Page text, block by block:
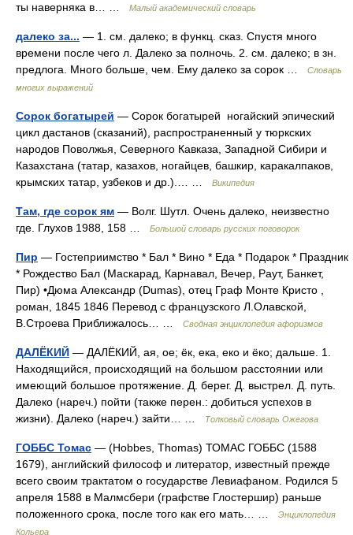
ты наверняка в… …
Малый академический словарь
далеко за... — 1. см. далеко; в функц. сказ. Спустя много
времени после чего л. Далеко за полночь. 2. см. далеко; в зн.
предлога. Много больше, чем. Ему далеко за сорок …
Словарь
многих выражений
Сорок богатырей — Сорок богатырей ногайский эпический
цикл дастанов (сказаний), распространенный у тюркских
народов Поволжья, Северного Кавказа, Западной Сибири и
Казахстана (татар, казахов, ногайцев, башкир, каракалпаков,
крымских татар, узбеков и др.).… …
Википедия
Там, где сорок ям — Волг. Шутл. Очень далеко, неизвестно
где. Глухов 1988, 158 …
Большой словарь русских поговорок
Пир — Гостеприимство * Бал * Вино * Еда * Подарок * Праздник
* Рождество Бал (Маскарад, Карнавал, Вечер, Раут, Банкет,
Пир) •Дюма Александр (Dumas), отец Граф Монте Кристо ,
роман, 1845 1846 Перевод с французского Л.Олавской,
В.Строева Приближалось… …
Сводная энциклопедия афоризмов
ДАЛЁКИЙ — ДАЛЁКИЙ, ая, ое; ёк, ека, еко и ёко; дальше. 1.
Находящийся, происходящий на большом расстоянии или
имеющий большое протяжение. Д. берег. Д. выстрел. Д. путь.
Далеко (нареч.) пойти (также перен.: добиться успехов в
жизни). Далеко (нареч.) зайти… …
Толковый словарь Ожегова
ГОББС Томас — (Hobbes, Thomas) ТОМАС ГОББС (1588
1679), английский философ и литератор, известный прежде
всего своим трактатом о государстве Левиафаном. Родился 5
апреля 1588 в Малмсбери (графстве Глостершир) раньше
положенного срока, после того как его мать… …
Энциклопедия
Кольера